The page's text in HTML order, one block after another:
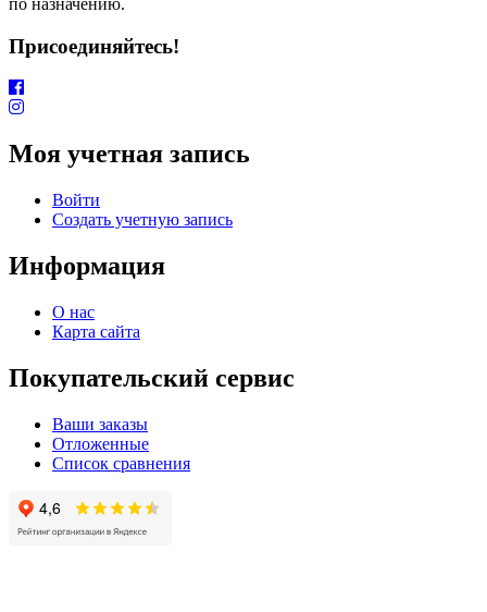
по назначению.
Присоединяйтесь!
Моя учетная запись
Войти
Создать учетную запись
Информация
О нас
Карта сайта
Покупательский сервис
Ваши заказы
Отложенные
Список сравнения